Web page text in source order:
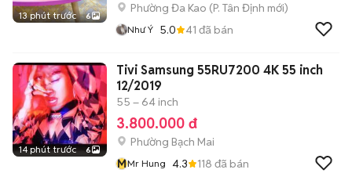
13 phút trước 6
Phường Đa Kao (P. Tân Định mới)
Như Ý 5.0 41 đã bán
14 phút trước 6
Tivi Samsung 55RU7200 4K 55 inch
12/2019
55 – 64 inch
3.800.000 đ
Phường Bạch Mai
MMr Hung 4.3 118 đã bán